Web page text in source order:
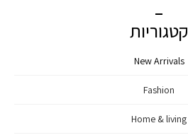
קטגוריות
New Arrivals
Fashion
Home & living